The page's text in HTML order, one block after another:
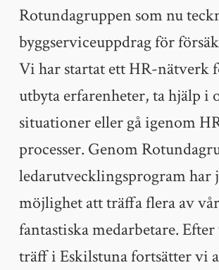
Rotundagruppen som nu
byggserviceuppdrag för
Vi har startat ett HR-nätverk
utbyta erfarenheter, ta hjälp i
situationer eller gå igenom
processer. Genom
ledarutvecklingsprogram har
möjlighet att träffa flera av
fantastiska medarbetare.
träff i Eskilstuna fortsätter vi